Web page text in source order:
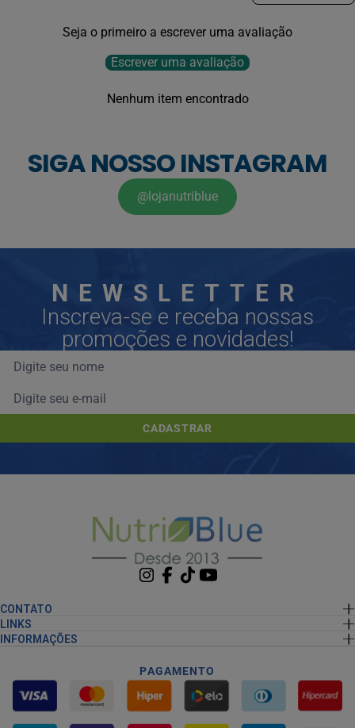
Seja o primeiro a escrever uma avaliação
Escrever uma avaliação
Nenhum item encontrado
SIGA NOSSO INSTAGRAM
@lojanutriblue
NEWSLETTER
Inscreva-se e receba nossas
promoções e novidades!
CADASTRAR
CONTATO
LINKS
INFORMAÇÕES
PAGAMENTO